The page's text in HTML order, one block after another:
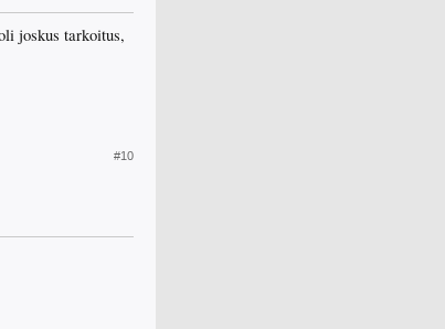
joskus tarkoitus,
#10